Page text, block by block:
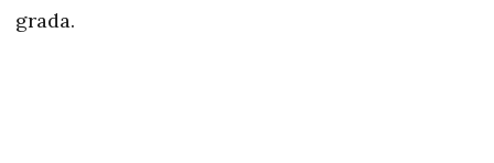
grada.